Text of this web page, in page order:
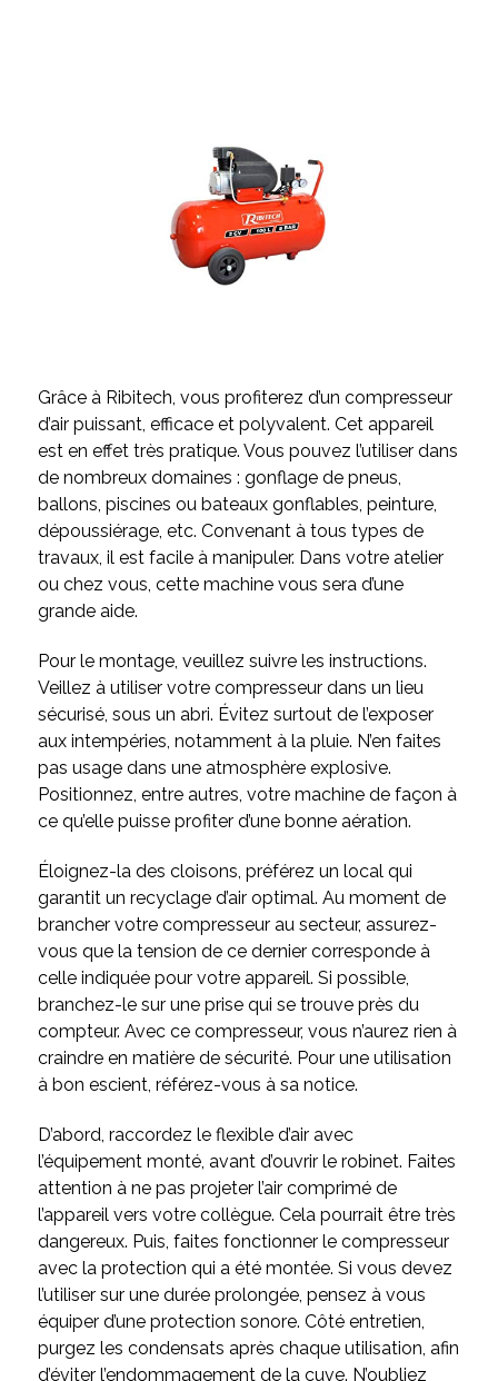
Grâce à Ribitech, vous profiterez d’un compresseur
d’air puissant, efficace et polyvalent. Cet appareil
est en effet très pratique. Vous pouvez l’utiliser dans
de nombreux domaines : gonflage de pneus,
ballons, piscines ou bateaux gonflables, peinture,
dépoussiérage, etc. Convenant à tous types de
travaux, il est facile à manipuler. Dans votre atelier
ou chez vous, cette machine vous sera d’une
grande aide.
Pour le montage, veuillez suivre les instructions.
Veillez à utiliser votre compresseur dans un lieu
sécurisé, sous un abri. Évitez surtout de l’exposer
aux intempéries, notamment à la pluie. N’en faites
pas usage dans une atmosphère explosive.
Positionnez, entre autres, votre machine de façon à
ce qu’elle puisse profiter d’une bonne aération.
Éloignez-la des cloisons, préférez un local qui
garantit un recyclage d’air optimal. Au moment de
brancher votre compresseur au secteur, assurez-
vous que la tension de ce dernier corresponde à
celle indiquée pour votre appareil. Si possible,
branchez-le sur une prise qui se trouve près du
compteur. Avec ce compresseur, vous n’aurez rien à
craindre en matière de sécurité. Pour une utilisation
à bon escient, référez-vous à sa notice.
D’abord, raccordez le flexible d’air avec
l’équipement monté, avant d’ouvrir le robinet. Faites
attention à ne pas projeter l’air comprimé de
l’appareil vers votre collègue. Cela pourrait être très
dangereux. Puis, faites fonctionner le compresseur
avec la protection qui a été montée. Si vous devez
l’utiliser sur une durée prolongée, pensez à vous
équiper d’une protection sonore. Côté entretien,
purgez les condensats après chaque utilisation, afin
d’éviter l’endommagement de la cuve. N’oubliez